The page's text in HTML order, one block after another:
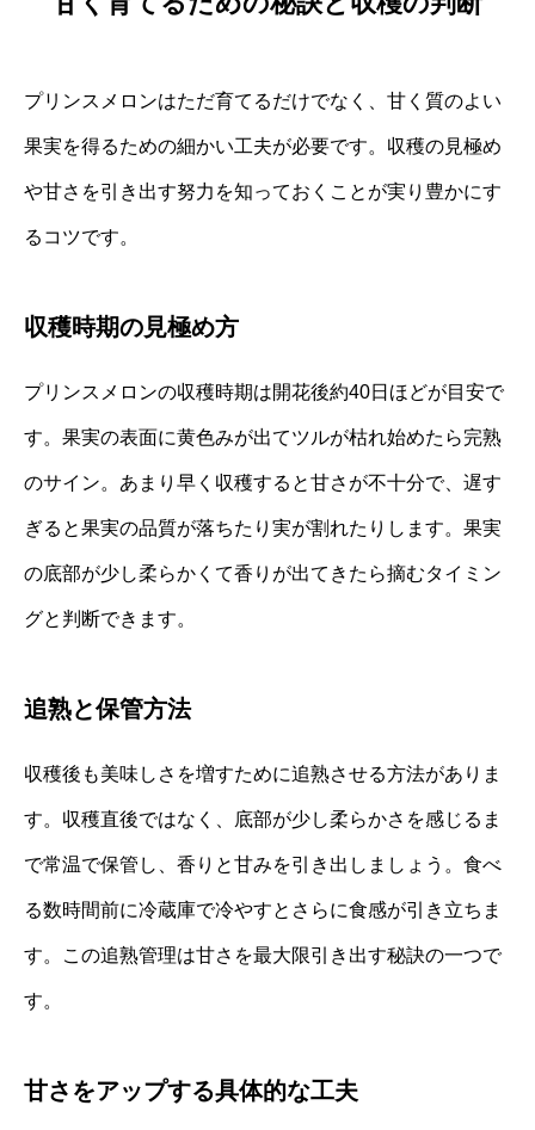
プリンスメロンはただ育てるだけでなく、甘く質のよい
果実を得るための細かい工夫が必要です。収穫の見極め
や甘さを引き出す努力を知っておくことが実り豊かにす
るコツです。
収穫時期の見極め方
プリンスメロンの収穫時期は開花後約40日ほどが目安で
す。果実の表面に黄色みが出てツルが枯れ始めたら完熟
のサイン。あまり早く収穫すると甘さが不十分で、遅す
ぎると果実の品質が落ちたり実が割れたりします。果実
の底部が少し柔らかくて香りが出てきたら摘むタイミン
グと判断できます。
追熟と保管方法
収穫後も美味しさを増すために追熟させる方法がありま
す。収穫直後ではなく、底部が少し柔らかさを感じるま
で常温で保管し、香りと甘みを引き出しましょう。食べ
る数時間前に冷蔵庫で冷やすとさらに食感が引き立ちま
す。この追熟管理は甘さを最大限引き出す秘訣の一つで
す。
甘さをアップする具体的な工夫